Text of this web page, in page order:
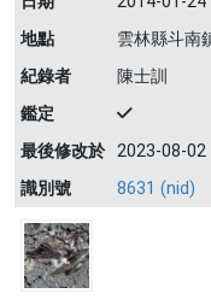
地點
雲林縣斗南
紀錄者
陳士訓
鑑定
最後修改於 2023-08-02
識別號
8631 (nid)